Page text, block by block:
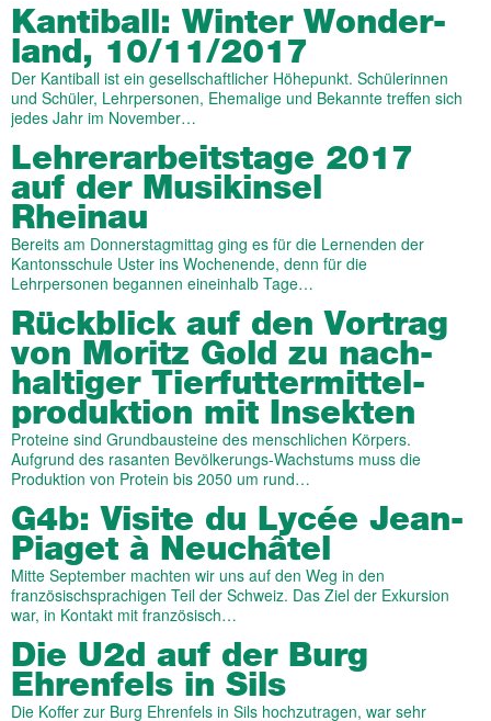
Kantiball: Winter Wonder­
land, 10/11/2017
Der Kantiball ist ein gesellschaftlicher Höhepunkt. Schülerinnen
und Schüler, Lehrpersonen, Ehemalige und Bekannte treffen sich
jedes Jahr im November…
Lehrer­arbeits­tage 2017
auf der Musik­insel
Rheinau
Bereits am Donnerstagmittag ging es für die Lernenden der
Kantonsschule Uster ins Wochenende, denn für die
Lehrpersonen begannen eineinhalb Tage…
Rück­blick auf den Vortrag
von Moritz Gold zu nach­
haltiger Tierfutter­mittel­
produktion mit Insekten
Proteine sind Grundbausteine des menschlichen Körpers.
Aufgrund des rasanten Bevölkerungs-Wachstums muss die
Produktion von Protein bis 2050 um rund…
G4b: Visite du Lycée Jean-
Piaget à Neuchâtel
Mitte September machten wir uns auf den Weg in den
französischsprachigen Teil der Schweiz. Das Ziel der Exkursion
war, in Kontakt mit französisch…
Die U2d auf der Burg
Ehrenfels in Sils
Die Koffer zur Burg Ehrenfels in Sils hochzutragen, war sehr